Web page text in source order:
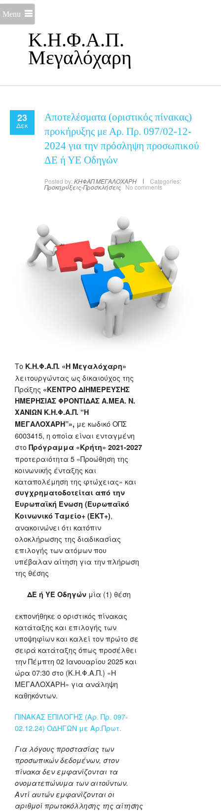
Κ.Η.Φ.Α.Π.
Μεγαλόχαρη
Menu
23
Δεκ
Αποτελέσματα (οριστικός πίνακας)
προκήρυξης με Αρ. Πρ. 097/02-12-
2024 για την πρόσληψη προσωπικού
ΔΕ ή ΥΕ Οδηγών
Posted by: ΚΗΦΑΠ ΜΕΓΑΛΟΧΑΡΗ Categories:
Προκηρύξεις-Προσκλήσεις No comments
Το Κ.Η.Φ.Α.Π. «Η Μεγαλόχαρη»
λειτουργώντας ως δικαιούχος της
Πράξης «ΚΕΝΤΡΟ ΔΙΗΜΕΡΕΥΣΗΣ
ΗΜΕΡΗΣΙΑΣ ΦΡΟΝΤΙΔΑΣ Α.ΜΕΑ. Ν.
ΧΑΝΙΩΝ Κ.Η.Φ.Α.Π. “Η
ΜΕΓΑΛΟΧΑΡΗ”», με κωδικό ΟΠΣ
6003415, η οποία είναι ενταγμένη
στο Πρόγραμμα «Κρήτη» 2021-2027
προτεραιότητα 5 «Προώθηση της
κοινωνικής ένταξης και
καταπολέμηση της φτώχειας» και
συγχρηματοδοτείται από την
Ευρωπαϊκή Ένωση (Ευρωπαϊκό
Κοινωνικό Ταμείο+ (ΕΚΤ+),
ανακοινώνει ότι κατόπιν
ολοκλήρωσης της διαδικασίας
επιλογής των ατόμων που
υπέβαλαν αίτηση για την πλήρωση
της θέσης
ΔΕ ή ΥΕ Οδηγών μία (1) θέση
εκπονήθηκε ο οριστικός πίνακας
κατάταξης και επιλογής των
υποψηφίων και καλεί τον πρώτο σε
σειρά κατάταξης όπως προσέλθει
την Πέμπτη 02 Ιανουαρίου 2025 και
ώρα 07:30 στο (Κ.Η.Φ.Α.Π.) «Η
ΜΕΓΑΛΟΧΑΡΗ» για ανάληψη
καθηκόντων.
ΠΙΝΑΚΑΣ ΕΠΙΛΟΓΗΣ (Αρ. Πρ. 097-
02.12.24) ΟΔΗΓΩΝ με Αρ.Πρωτ.
Για λόγους προστασίας των
προσωπικών δεδομένων, στον
πίνακα δεν εμφανίζονται τα
ονοματεπώνυμα των αιτούντων.
Αντί αυτών εμφανίζονται οι
αριθμοί πρωτοκόλλησης της αίτησης